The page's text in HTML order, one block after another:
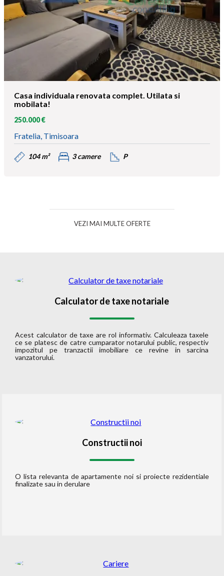
Casa individuala renovata complet. Utilata si
mobilata!
250.000 €
Fratelia, Timisoara
104 m² 3 camere P
VEZI MAI MULTE OFERTE
Calculator de taxe notariale
Acest calculator de taxe are rol informativ. Calculeaza taxele
ce se platesc de catre cumparator notarului public, respectiv
impozitul pe tranzactii imobiliare ce revine in sarcina
vanzatorului.
Constructii noi
O lista relevanta de apartamente noi si proiecte rezidentiale
finalizate sau in derulare